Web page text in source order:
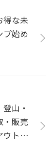
得な未
プ始め
山・
・販売
ウトド